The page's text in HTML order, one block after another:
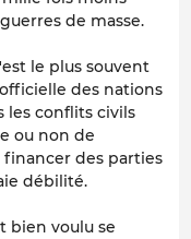
de masse.
le plus souvent
des nations
les conflits civils
ou non de
des parties
débilité.
bien voulu se